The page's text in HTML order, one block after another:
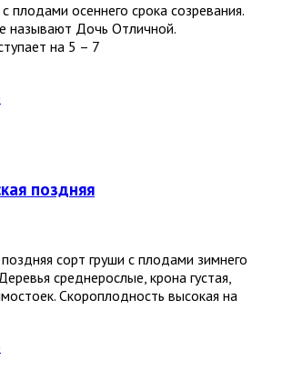
плодами осеннего срока созревания.
называют Дочь Отличной.
на 5 – 7
поздняя
сорт груши с плодами зимнего
среднерослые, крона густая,
Скороплодность высокая на